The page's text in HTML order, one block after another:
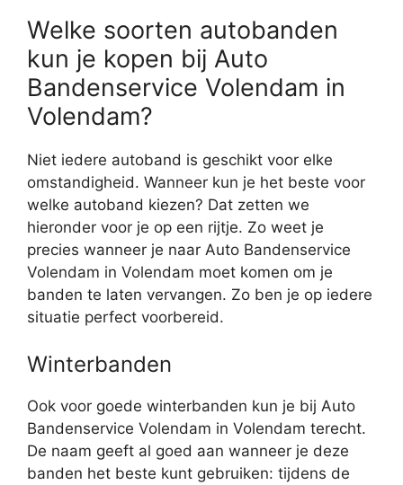
Welke soorten autobanden
kun je kopen bij Auto
Bandenservice Volendam in
Volendam?
Niet iedere autoband is geschikt voor elke
omstandigheid. Wanneer kun je het beste voor
welke autoband kiezen? Dat zetten we
hieronder voor je op een rijtje. Zo weet je
precies wanneer je naar Auto Bandenservice
Volendam in Volendam moet komen om je
banden te laten vervangen. Zo ben je op iedere
situatie perfect voorbereid.
Winterbanden
Ook voor goede winterbanden kun je bij Auto
Bandenservice Volendam in Volendam terecht.
De naam geeft al goed aan wanneer je deze
banden het beste kunt gebruiken: tijdens de